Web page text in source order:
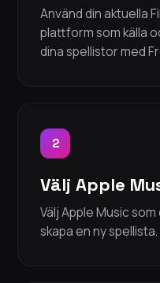
Använd din aktuella
plattform som källa
dina spellistor med
2
Välj Apple
Välj Apple Music
skapa en ny